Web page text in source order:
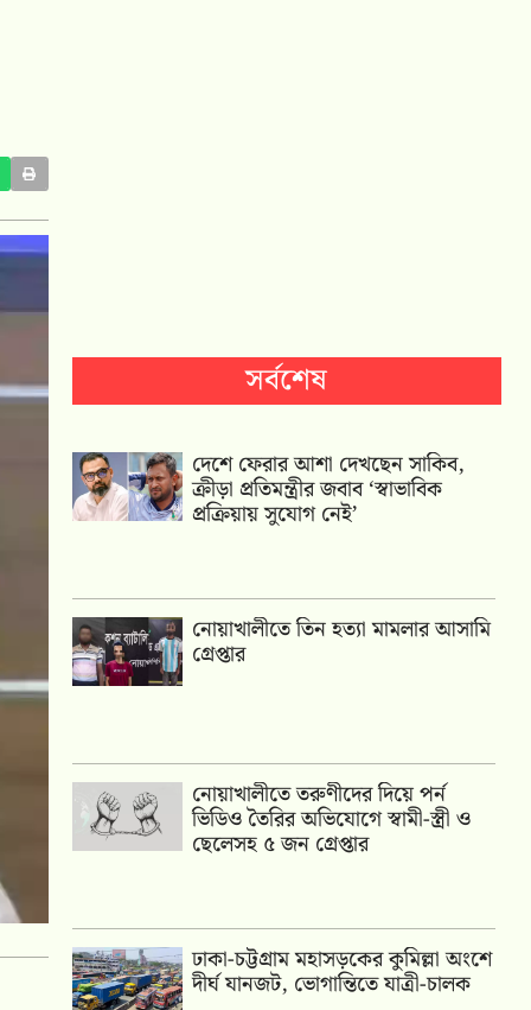
সর্বশেষ
দেশে ফেরার আশা দেখছেন সাকিব,
ক্রীড়া প্রতিমন্ত্রীর জবাব ‘স্বাভাবিক
প্রক্রিয়ায় সুযোগ নেই’
নোয়াখালীতে তিন হত্যা মামলার আসামি
গ্রেপ্তার
নোয়াখালীতে তরুণীদের দিয়ে পর্ন
ভিডিও তৈরির অভিযোগে স্বামী-স্ত্রী ও
ছেলেসহ ৫ জন গ্রেপ্তার
ঢাকা-চট্টগ্রাম মহাসড়কের কুমিল্লা অংশে
দীর্ঘ যানজট, ভোগান্তিতে যাত্রী-চালক